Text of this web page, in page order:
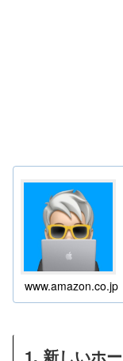
www.amazon.co.jp
1. 新しいホ